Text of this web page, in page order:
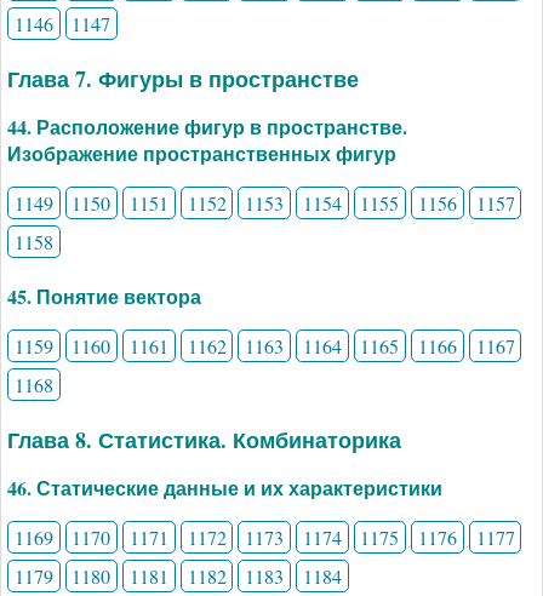
1146
1147
Глава 7. Фигуры в пространстве
44. Расположение фигур в пространстве.
Изображение пространственных фигур
1149 1150 1151 1152 1153 1154 1155 1156
1157
1158
45. Понятие вектора
1159 1160 1161 1162 1163 1164 1165 1166
1167
1168
Глава 8. Статистика. Комбинаторика
46. Статические данные и их характеристики
1169 1170 1171 1172 1173 1174 1175 1176
1177
1179
1180 1181 1182 1183 1184